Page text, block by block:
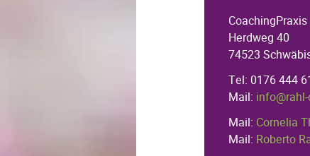
CoachingPraxis
Herdweg 40
74523
Tel: 0176 444
Mail:
Mail: Cornelia
Mail: Roberto